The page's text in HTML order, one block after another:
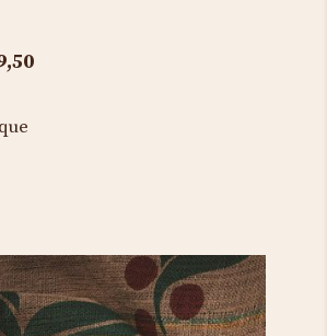
Current